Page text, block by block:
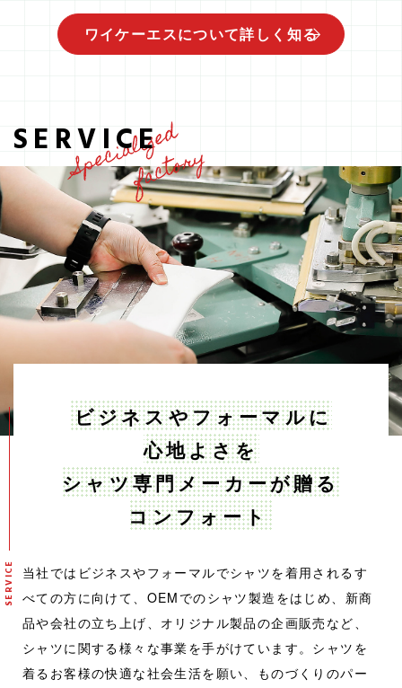
ワイケーエスについて詳しく知る
SERVICE
Specialized
factory
SERVICE
ビジネスやフォーマルに
心地よさを
シャツ専門メーカーが贈る
コンフォート
当社ではビジネスやフォーマルでシャツを着用されるす
べての方に向けて、 OEMでのシャツ製造をはじめ、新商
品や会社の立ち上げ、 オリジナル製品の企画販売など、
シャツに関する様々な事業を手がけています。 シャツを
着るお客様の快適な社会生活を願い、
ものづくりのパー